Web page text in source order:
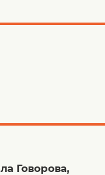
Говорова,